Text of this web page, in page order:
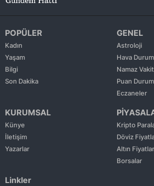
POPÜLER
Kadın
Yaşam
Bilgi
Son Dakika
GENEL
Astroloji
Hava
Namaz
Puan
Eczaneler
KURUMSAL
Künye
İletişim
Yazarlar
Kripto
Döviz
Altın
Borsalar
Linkler